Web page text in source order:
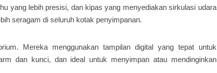
yang lebih presisi, dan kipas yang menyediakan sirkulasi udara
seragam di seluruh kotak penyimpanan.
Mereka menggunakan tampilan digital yang tepat untuk
dan kunci, dan ideal untuk menyimpan atau mendinginkan